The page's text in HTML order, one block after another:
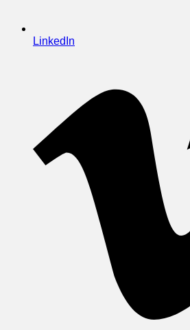
LinkedIn